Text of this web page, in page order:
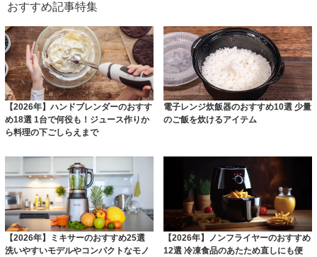
おすすめ記事特集
【2026年】ハンドブレンダーのおすす
め18選 1台で何役も！ジュース作りか
ら料理の下ごしらえまで
電子レンジ炊飯器のおすすめ10選 少量
のご飯を炊けるアイテム
【2026年】ミキサーのおすすめ25選
洗いやすいモデルやコンパクトなモノ
【2026年】ノンフライヤーのおすすめ
12選 冷凍食品のあたため直しにも便